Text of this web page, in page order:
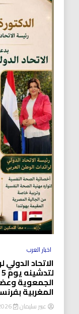
اخبار العرب
الاتحاد
الجمعوية
المغربية
عبير سليمان 2026-08-03